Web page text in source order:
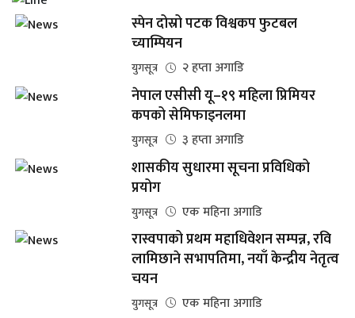
स्पेन दोस्रो पटक विश्वकप फुटबल
च्याम्पियन
युगसूत्र २ हप्ता अगाडि
नेपाल एसीसी यू–१९ महिला प्रिमियर
कपको सेमिफाइनलमा
युगसूत्र ३ हप्ता अगाडि
शासकीय सुधारमा सूचना प्रविधिको
प्रयोग
युगसूत्र एक महिना अगाडि
रास्वपाको प्रथम महाधिवेशन सम्पन्न, रवि
लामिछाने सभापतिमा, नयाँ केन्द्रीय नेतृत्व
चयन
युगसूत्र एक महिना अगाडि